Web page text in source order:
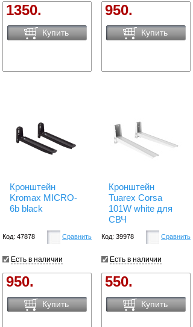
1350.
Купить
950.
Купить
Кронштейн
Kromax MICRO-
6b black
Код: 47878 Сравнить
Есть в наличии
950.
Купить
Кронштейн
Tuarex Corsa
101W white для
СВЧ
Код: 39978 Сравнить
Есть в наличии
550.
Купить